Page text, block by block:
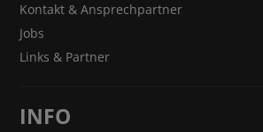
Kontakt & Ansprechpartner
Jobs
Links & Partner
INFO